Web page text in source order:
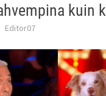
kuin
Editor07